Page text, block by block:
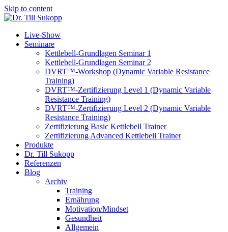
Skip to content
Live-Show
Seminare
Kettlebell-Grundlagen Seminar 1
Kettlebell-Grundlagen Seminar 2
DVRT™-Workshop (Dynamic Variable Resistance
Training)
DVRT™-Zertifizierung Level 1 (Dynamic Variable
Resistance Training)
DVRT™-Zertifizierung Level 2 (Dynamic Variable
Resistance Training)
Zertifizierung Basic Kettlebell Trainer
Zertifizierung Advanced Kettlebell Trainer
Produkte
Dr. Till Sukopp
Referenzen
Blog
Archiv
Training
Ernährung
Motivation/Mindset
Gesundheit
Allgemein